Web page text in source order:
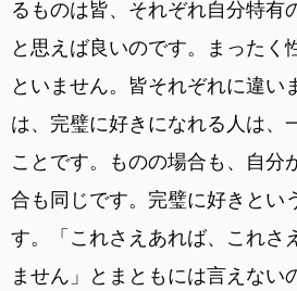
るものは皆、それぞれ自分特有
と思えば良いのです。まったく
といません。皆それぞれに違い
は、完璧に好きになれる人は、
ことです。ものの場合も、自分
合も同じです。完璧に好きとい
す。「これさえあれば、これさ
ません」とまともには言えない